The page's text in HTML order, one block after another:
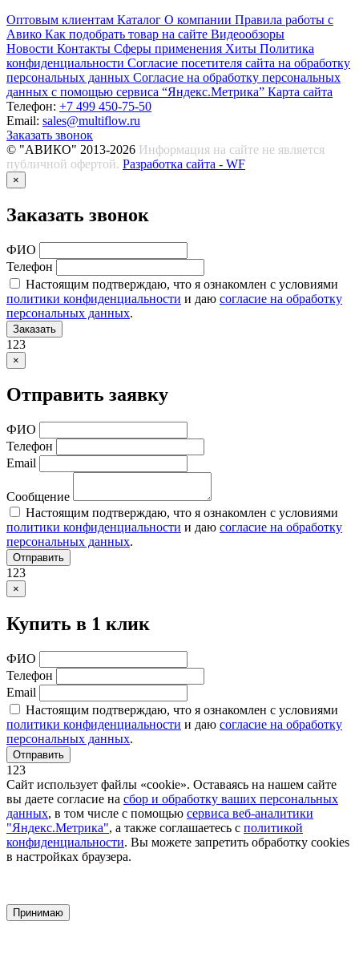
Оптовым клиентам Каталог О компании Правила работы с
Авико Как подобрать товар на сайте Видеообзоры
Новости Контакты Сферы применения Хиты Политика
конфиденциальности Согласие посетителя сайта на обработку
персональных данных Согласие на обработку персональных
данных с помощью сервиса “Яндекс.Метрика” Карта сайта
Телефон: +7 499 450-75-50
Email: sales@multiflow.ru
Заказать звонок
© "АВИКО" 2013-2026 Информация на сайте не является
публичной офертой. Разработка сайта - WF
×
Заказать звонок
ФИО
Телефон
Настоящим подтверждаю, что я ознакомлен с условиями
политики конфиденциальности и даю согласие на обработку
персональных данных.
Заказать
123
×
Отправить заявку
ФИО
Телефон
Email
Сообщение
Настоящим подтверждаю, что я ознакомлен с условиями
политики конфиденциальности и даю согласие на обработку
персональных данных.
Отправить
123
×
Купить в 1 клик
ФИО
Телефон
Email
Настоящим подтверждаю, что я ознакомлен с условиями
политики конфиденциальности и даю согласие на обработку
персональных данных.
Отправить
123
Сайт использует файлы «cookie». Оставаясь на нашем сайте
вы даете согласие на сбор и обработку ваших персональных
данных, в том числе с помощью сервиса веб-аналитики
"Яндекс.Метрика", а также соглашаетесь с политикой
конфиденциальности. Вы можете запретить обработку cookies
в настройках браузера.
Принимаю